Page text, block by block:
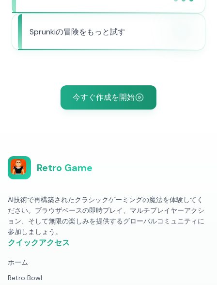
Sprunkiの冒険をもっと試す
今すぐ作成を開始
Retro Game
AI技術で再構築されたクラシックゲーミングの魔法を体験してく
ださい。ブラウザベースの即時プレイ、マルチプレイヤーアクシ
ョン、そして無限の楽しみを提供するグローバルコミュニティに
参加しましょう。
クイックアクセス
ホーム
Retro Bowl